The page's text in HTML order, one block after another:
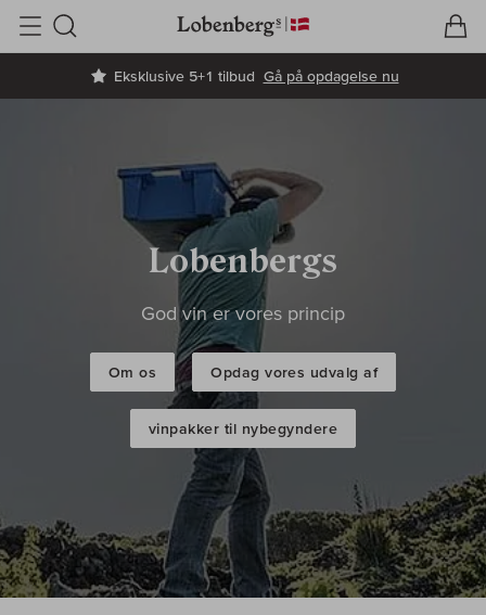
Eksklusive 5+1 tilbud Gå på opdagelse nu
Søg
Lobenbergs
God vin er vores princip
Om os Opdag vores udvalg af
vinpakker til nybegyndere